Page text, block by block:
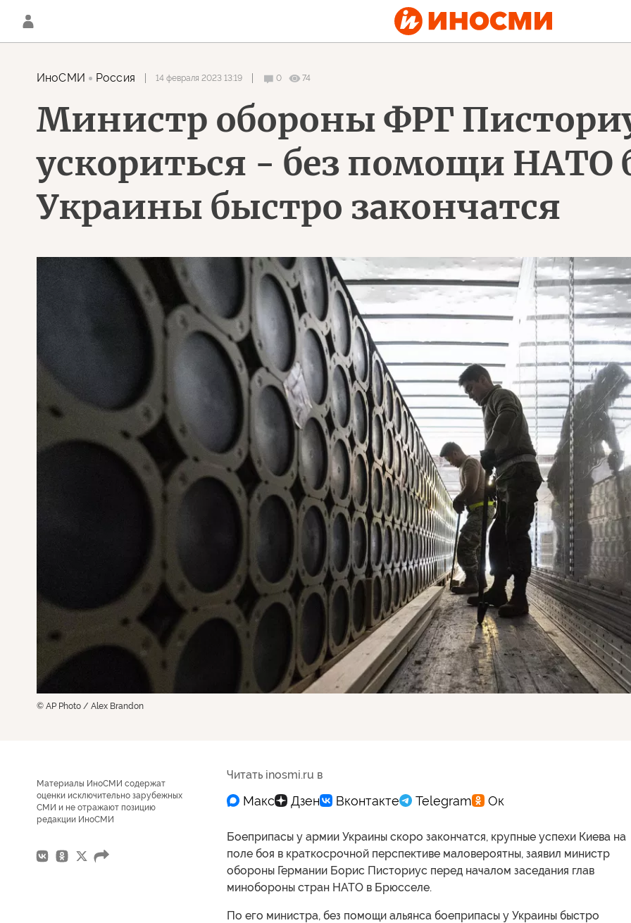
ИноСМИ Россия 14 февраля 2023 13:19 0 74
Министр обороны ФРГ
ускориться - без помощи НАТО
Украины быстро закончатся
© AP Photo / Alex Brandon
Материалы ИноСМИ содержат
оценки исключительно зарубежных
СМИ и не отражают позицию
редакции ИноСМИ
Читать inosmi.ru в
Боеприпасы у армии Украины скоро закончатся, крупные успехи Киева на
поле боя в краткосрочной перспективе маловероятны, заявил министр
обороны Германии Борис Писториус перед началом заседания глав
минобороны стран НАТО в Брюсселе.
По его министра, без помощи альянса боеприпасы у Украины быстро